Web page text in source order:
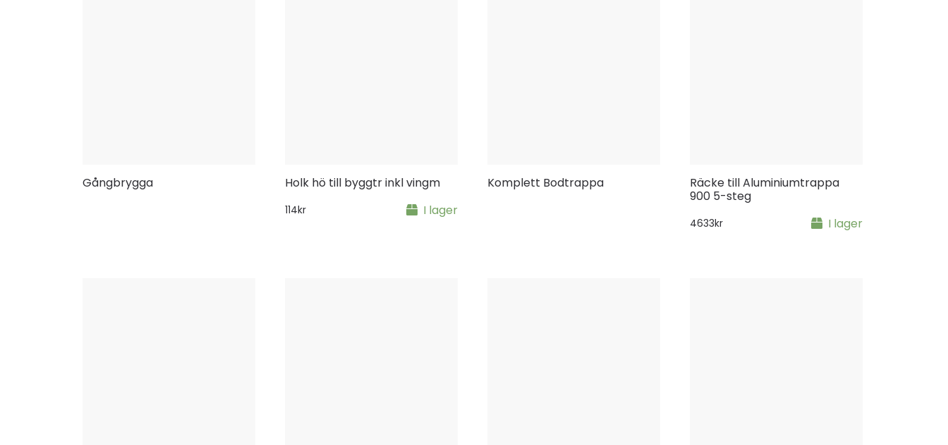
Gångbrygga
Holk hö till byggtr inkl vingm
I lager
114kr
Komplett Bodtrappa
Räcke till Aluminiumtrappa
900 5-steg
I lager
4633kr